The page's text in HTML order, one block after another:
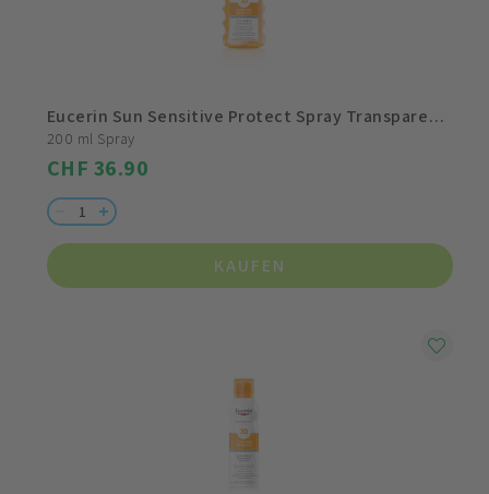
Eucerin Sun Sensitive Protect Spray Transparent LSF 30
200 ml Spray
CHF 36.90
KAUFEN